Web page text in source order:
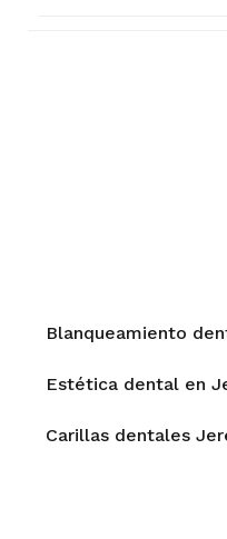
Blanqueamiento
Estética dental en
Carillas dentales